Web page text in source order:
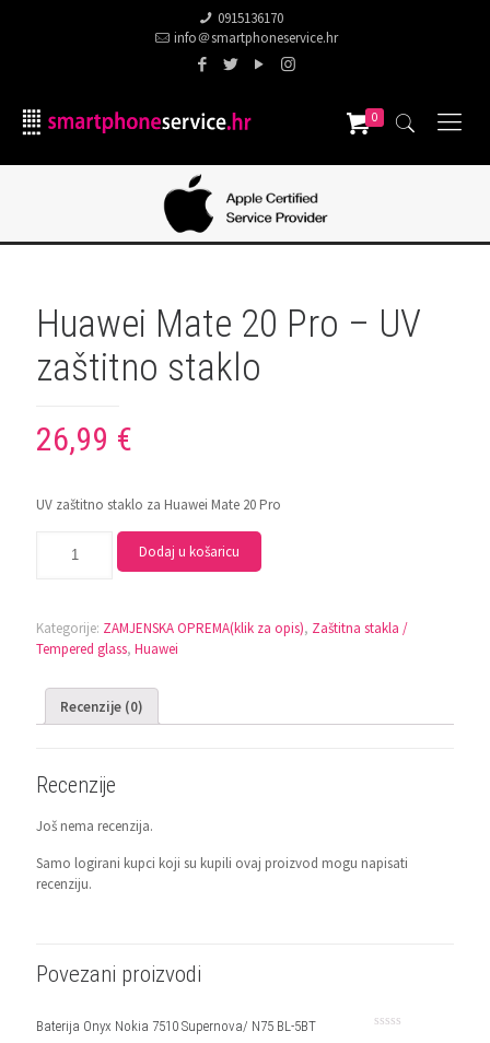
0915136170
info＠smartphoneservice.hr
0
Huawei Mate 20 Pro – UV
zaštitno staklo
26,99 €
UV zaštitno staklo za Huawei Mate 20 Pro
Dodaj u košaricu
Kategorije: ZAMJENSKA OPREMA(klik za opis), Zaštitna stakla /
Tempered glass, Huawei
Recenzije (0)
Recenzije
Još nema recenzija.
Samo logirani kupci koji su kupili ovaj proizvod mogu napisati
recenziju.
Povezani proizvodi
Baterija Onyx Nokia 7510 Supernova/ N75 BL-5BT